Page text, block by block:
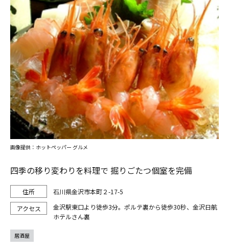
四季の移り変わりを料理で 掘りごたつ個室を完備
石川県金沢市本町２-17-5
金沢駅東口より徒歩3分。ポルテ裏から徒歩30秒、金沢日航
ホテルさん裏
画像提供：ホットペッパー グルメ
居酒屋